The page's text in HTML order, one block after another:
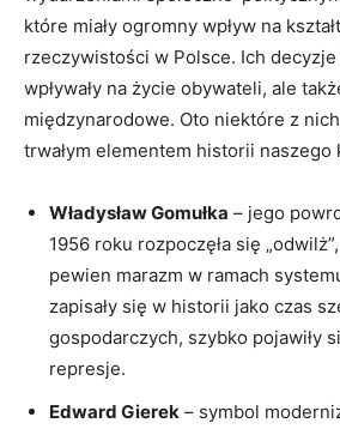
które miały ogromny wpływ na
rzeczywistości w Polsce. Ich decyzje
wpływały na życie obywateli, ale
międzynarodowe. Oto niektóre z
trwałym elementem historii naszego
Władysław Gomułka – jego
1956 roku rozpoczęła się
pewien marazm w ramach
zapisały się w historii jako czas
gospodarczych, szybko pojawiły
represje.
Edward Gierek – symbol